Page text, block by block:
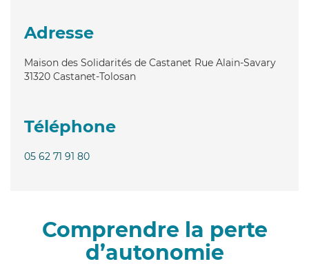
Adresse
Maison des Solidarités de Castanet Rue Alain-Savary
31320 Castanet-Tolosan
Téléphone
05 62 71 91 80
Comprendre la perte
d’autonomie